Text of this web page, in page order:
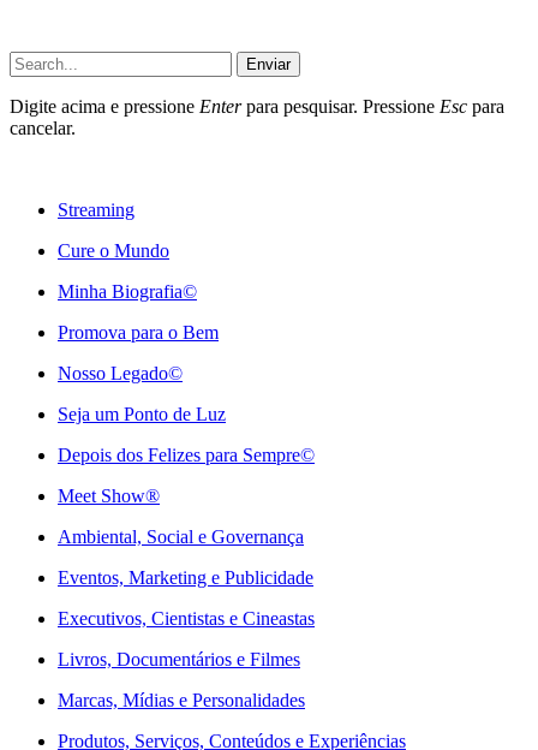
Enviar
Digite acima e pressione Enterpara pesquisar. Pressione Esc para
cancelar.
Streaming
Cure o Mundo
Minha Biografia©
Promova para o Bem
Nosso Legado©
Seja um Ponto de Luz
Depois dos Felizes para Sempre©️
Meet Show®
Ambiental, Social e Governança
Eventos, Marketing e Publicidade
Executivos, Cientistas e Cineastas
⁠Livros, Documentários e Filmes
Marcas, Mídias e Personalidades
⁠Produtos, Serviços, Conteúdos e Experiências